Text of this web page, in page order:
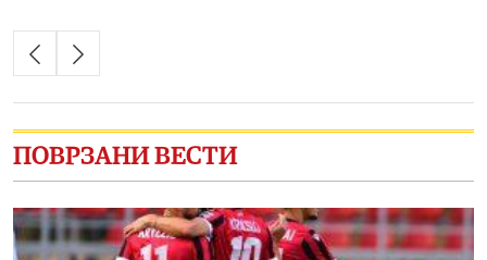
ПОВРЗАНИ ВЕСТИ